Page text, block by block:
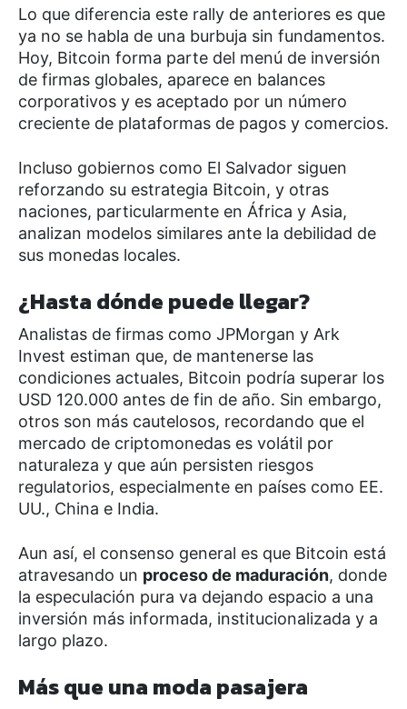
Lo que diferencia este rally de anteriores es que
ya no se habla de una burbuja sin fundamentos.
Hoy, Bitcoin forma parte del menú de inversión
de firmas globales, aparece en balances
corporativos y es aceptado por un número
creciente de plataformas de pagos y comercios.
Incluso gobiernos como El Salvador siguen
reforzando su estrategia Bitcoin, y otras
naciones, particularmente en África y Asia,
analizan modelos similares ante la debilidad de
sus monedas locales.
¿Hasta dónde puede llegar?
Analistas de firmas como JPMorgan y Ark
Invest estiman que, de mantenerse las
condiciones actuales, Bitcoin podría superar los
USD 120.000 antes de fin de año. Sin embargo,
otros son más cautelosos, recordando que el
mercado de criptomonedas es volátil por
naturaleza y que aún persisten riesgos
regulatorios, especialmente en países como EE.
UU., China e India.
Aun así, el consenso general es que Bitcoin está
atravesando un proceso de maduración, donde
la especulación pura va dejando espacio a una
inversión más informada, institucionalizada y a
largo plazo.
Más que una moda pasajera